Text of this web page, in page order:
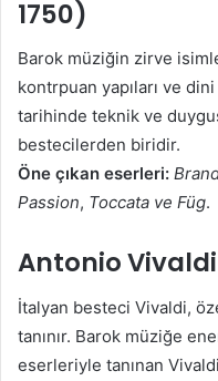
1750)
Barok müziğin zirve
kontrpuan yapıları ve
tarihinde teknik ve
bestecilerden biridir.
Öne çıkan eserleri:
Passion, Toccata ve Füg.
Antonio Vivaldi
İtalyan besteci Vivaldi,
tanınır. Barok müziğe
eserleriyle tanınan